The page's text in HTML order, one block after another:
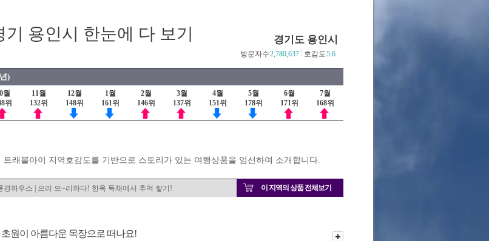
기 용인시 한눈에 다 보기 경기도 용인시
호감도5.6
방문자수2,780,637
)
월
위
11월
132위
12월
148위
1월
161위
2월
146위
3월
137위
4월
151위
5월
178위
6월
171위
7월
168위
트래블아이 지역호감도를 기반으로 스토리가 있는 여행상품을 엄선하여 소개합니다.
경하우스 | 으리 으~리하다! 한옥 독채에서 추억 쌓기! 이 지역의 상품 전체보기
초원이 아름다운 목장으로 떠나요!